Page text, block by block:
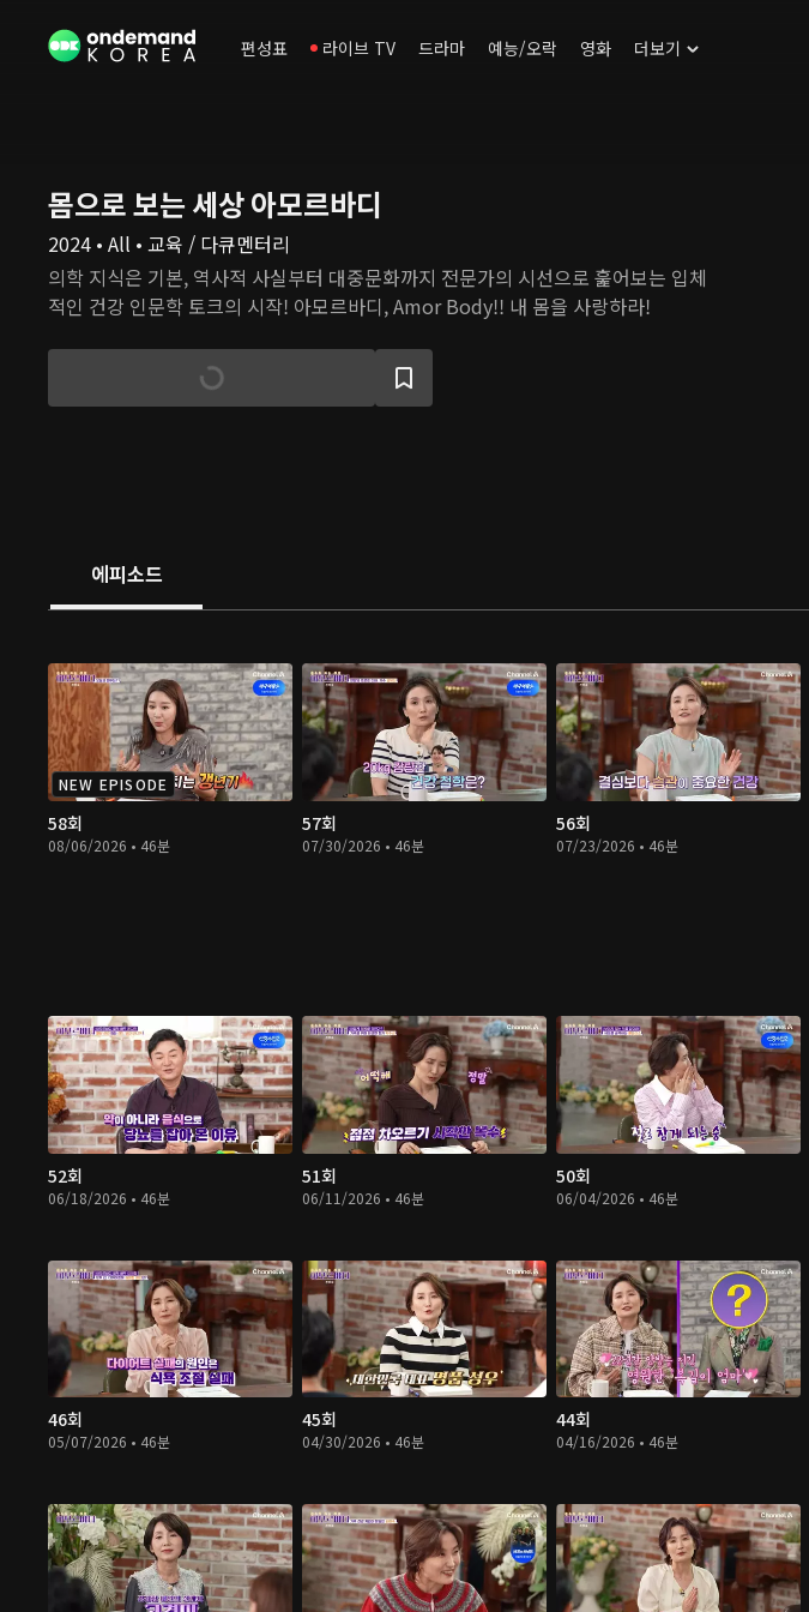
편성표 라이브 TV 드라마 예능/오락 영화 더보기
몸으로 보는 세상 아모르바디
2024 • All • 교육 / 다큐멘터리
의학 지식은 기본, 역사적 사실부터 대중문화까지 전문가의 시선으로 훑어보는 입체
적인 건강 인문학 토크의 시작! 아모르바디, Amor Body!! 내 몸을 사랑하라!
에피소드
NEW EPISODE
58회
08/06/2026 • 46분
57회
07/30/2026 • 46분
56회
07/23/2026 • 46분
52회
06/18/2026 • 46분
51회
06/11/2026 • 46분
50회
06/04/2026 • 46분
46회
05/07/2026 • 46분
45회
04/30/2026 • 46분
44회
04/16/2026 • 46분